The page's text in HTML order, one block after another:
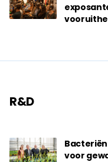
R&D
voor